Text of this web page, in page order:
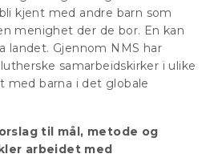
kjent med andre barn som
menighet der de bor. En kan
landet. Gjennom NMS har
samarbeidskirker i ulike
med barna i det globale
til mål, metode og
arbeidet med